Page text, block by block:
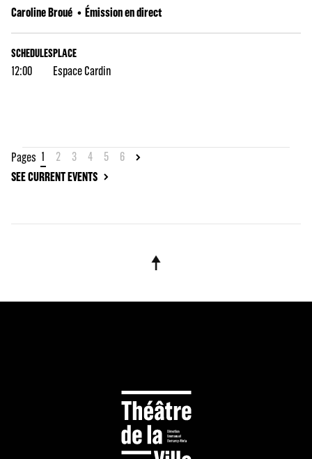
Caroline Broué Émission en direct
SCHEDULES
12:00
PLACE
Espace Cardin
Pages 1 2 3 4 5
6
SEE CURRENT EVENTS